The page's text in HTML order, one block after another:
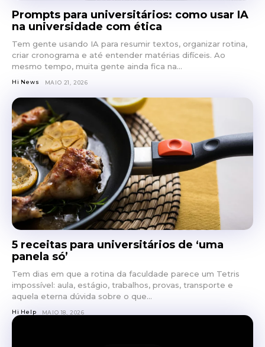
Prompts para universitários: como usar IA
na universidade com ética
Tem gente usando IA para resumir textos, organizar rotina,
criar cronograma e até entender matérias difíceis. Ao
mesmo tempo, muita gente ainda fica na...
Hi News MAIO 21, 2026
5 receitas para universitários de ‘uma
panela só’
Tem dias em que a rotina da faculdade parece um Tetris
impossível: aula, estágio, trabalhos, provas, transporte e
aquela eterna dúvida sobre o que...
Hi Help MAIO 18, 2026